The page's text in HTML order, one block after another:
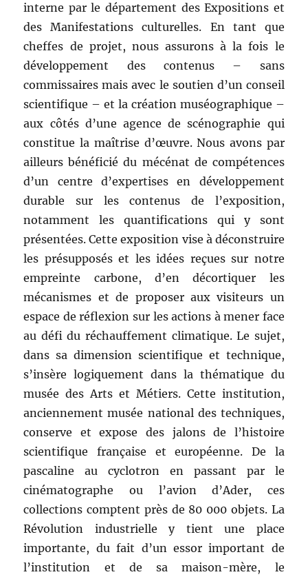
interne par le département des Expositions et
des Manifestations culturelles. En tant que
cheffes de projet, nous assurons à la fois le
développement des contenus – sans
commissaires mais avec le soutien d’un conseil
scientifique – et la création muséographique –
aux côtés d’une agence de scénographie qui
constitue la maîtrise d’œuvre. Nous avons par
ailleurs bénéficié du mécénat de compétences
d’un centre d’expertises en développement
durable sur les contenus de l’exposition,
notamment les quantifications qui y sont
présentées. Cette exposition vise à déconstruire
les présupposés et les idées reçues sur notre
empreinte carbone, d’en décortiquer les
mécanismes et de proposer aux visiteurs un
espace de réflexion sur les actions à mener face
au défi du réchauffement climatique. Le sujet,
dans sa dimension scientifique et technique,
s’insère logiquement dans la thématique du
musée des Arts et Métiers. Cette institution,
anciennement musée national des techniques,
conserve et expose des jalons de l’histoire
scientifique française et européenne. De la
pascaline au cyclotron en passant par le
cinématographe ou l’avion d’Ader, ces
collections comptent près de 80 000 objets. La
Révolution industrielle y tient une place
importante, du fait d’un essor important de
l’institution et de sa maison-mère, le